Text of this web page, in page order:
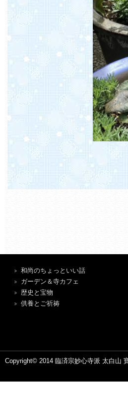
和尚のちょっといい話
ガーデン＆寺カフェ
歴史と宝物
供養とご祈祷
Copyright© 2014 臨済宗妙心寺派 太白山